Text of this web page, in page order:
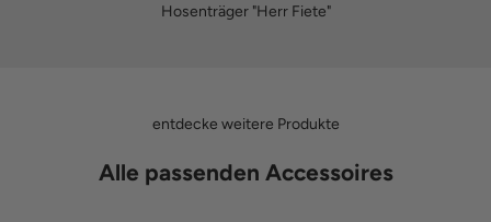
Hosenträger "Herr Fiete"
entdecke weitere Produkte
Alle passenden Accessoires